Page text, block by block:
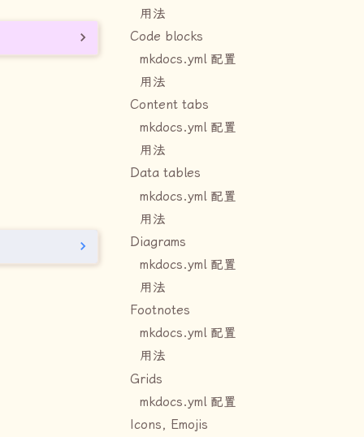
用法
Code blocks
mkdocs.yml 配置
用法
Content tabs
mkdocs.yml 配置
用法
Data tables
mkdocs.yml 配置
用法
Diagrams
mkdocs.yml 配置
用法
Footnotes
mkdocs.yml 配置
用法
Grids
mkdocs.yml 配置
Icons, Emojis